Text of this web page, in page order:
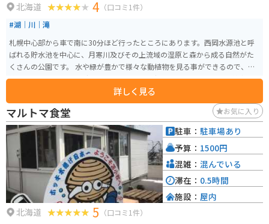
北海道 4 （口コミ1件）
#湖｜川｜滝
札幌中心部から車で南に30分ほど行ったところにあります。西岡水源池と呼
ばれる貯水池を中心に、月寒川及びその上流域の湿原と森から成る自然がた
くさんの公園です。 水や緑が豊かで様々な動植物を見る事ができるので、散
策やバードウォッチングにもおすすめです。夜間はかなり暗いので、懐中電
灯など装備をお持ちになる事をお勧めします。
詳しく見る
マルトマ食堂 お気に入り
北海道 5 （口コミ1件）
駐車： 駐車場あり
予算： 1500円
混雑： 混んでいる
滞在： 0.5時間
施設： 屋内